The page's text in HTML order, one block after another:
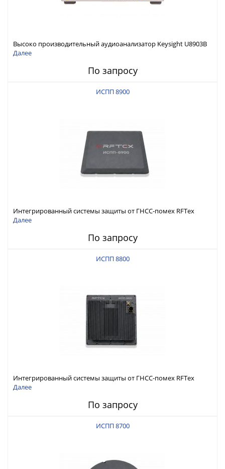
Высоко производительный аудиоанализатор Keysight U8903B
Далее
По запросу
ИСПП 8900
Интегрированный системы защиты от ГНСС-помех RFТех
ИСПП 8900
Далее
По запросу
ИСПП 8800
Интегрированный системы защиты от ГНСС-помех RFТех
ИСПП 8800
Далее
По запросу
ИСПП 8700